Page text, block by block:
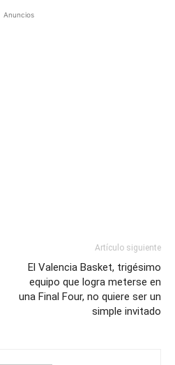
Anuncios
Artículo siguiente
El Valencia Basket, trigésimo
equipo que logra meterse en
una Final Four, no quiere ser un
simple invitado